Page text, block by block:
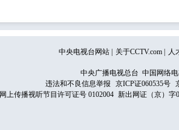
中央电视台网站 关于CCTV.com 人
中央广播电视总台 中国网络
违法和不良信息举报
京ICP证060535号
网上传播视听节目许可证号 0102004 新出网证（京）